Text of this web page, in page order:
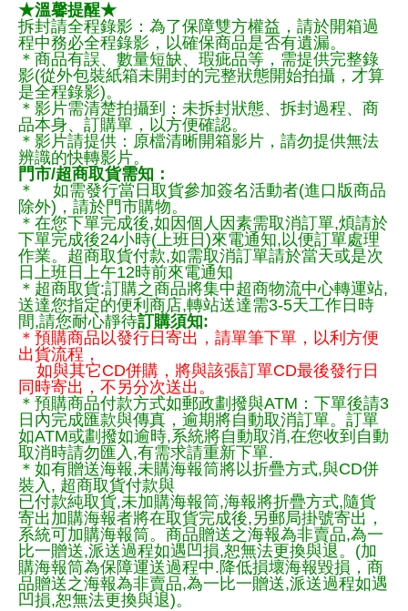
★溫馨提醒★
拆封請全程錄影：為了保障雙方權益，請於開箱過
程中務必全程錄影，以確保商品是否有遺漏。
＊商品有誤、數量短缺、瑕疵品等，需提供完整錄
影(從外包裝紙箱未開封的完整狀態開始拍攝，才算
是全程錄影)。
＊影片需清楚拍攝到：未拆封狀態、拆封過程、商
品本身、訂購單，以方便確認。
＊影片請提供：原檔清晰開箱影片，請勿提供無法
辨識的快轉影片。
門市/超商取貨需知：
＊ 如需發行當日取貨參加簽名活動者(進口版商品
除外)，請於門市購物。
＊在您下單完成後,如因個人因素需取消訂單,煩請於
下單完成後24小時(上班日)來電通知,以便訂單處理
作業。超商取貨付款,如需取消訂單請於當天或是次
日上班日上午12時前來電通知
＊超商取貨:訂購之商品將集中超商物流中心轉運站,
送達您指定的便利商店,轉站送達需3-5天工作日時
間,請您耐心靜待訂購須知:
＊預購商品以發行日寄出，請單筆下單，以利方便
出貨流程，
如與其它CD併購，將與該張訂單CD最後發行日
同時寄出，不另分次送出。
＊預購商品付款方式如郵政劃撥與ATM：下單後請3
日內完成匯款與傳真，逾期將自動取消訂單。訂單
如ATM或劃撥如逾時,系統將自動取消,在您收到自動
取消時請勿匯入,有需求請重新下單.
＊如有贈送海報,未購海報筒將以折疊方式,與CD併
裝入, 超商取貨付款與
已付款純取貨,未加購海報筒,海報將折疊方式,隨貨
寄出加購海報者將在取貨完成後,另郵局掛號寄出，
系統可加購海報筒。商品贈送之海報為非賣品,為一
比一贈送,派送過程如遇凹損,恕無法更換與退。(加
購海報筒為保障運送過程中.降低損壞海報毀損，商
品贈送之海報為非賣品,為一比一贈送,派送過程如遇
凹損,恕無法更換與退)。